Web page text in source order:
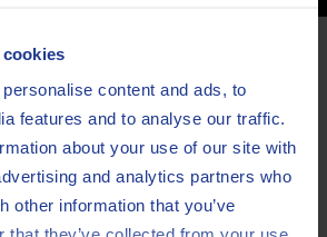
content and ads, to
features and to analyse our traffic.
about your use of our site with
and analytics partners who
other information that you’ve
over Energie